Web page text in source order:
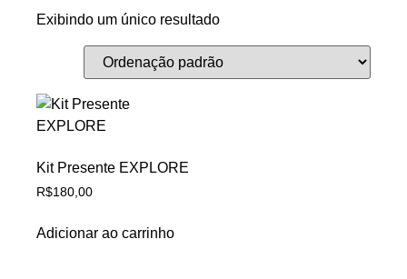
Exibindo um único resultado
Kit Presente EXPLORE
R$180,00
Adicionar ao carrinho